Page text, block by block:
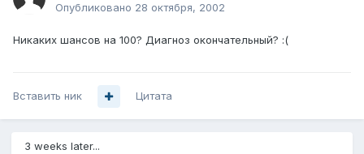
Опубликовано 28 октября, 2002
Никаких шансов на 100? Диагноз окончательный? :(
Вставить ник Цитата
3 weeks later...